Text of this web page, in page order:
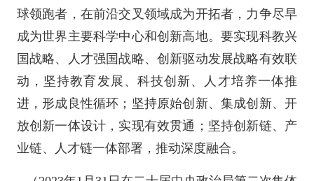
球领跑者，在前沿交叉领域成为开拓者，力争尽早
成为世界主要科学中心和创新高地。要实现科教兴
国战略、人才强国战略、创新驱动发展战略有效联
动，坚持教育发展、科技创新、人才培养一体推
进，形成良性循环；坚持原始创新、集成创新、开
放创新一体设计，实现有效贯通；坚持创新链、产
业链、人才链一体部署，推动深度融合。